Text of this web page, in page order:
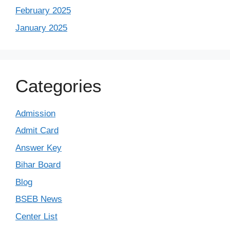
February 2025
January 2025
Categories
Admission
Admit Card
Answer Key
Bihar Board
Blog
BSEB News
Center List